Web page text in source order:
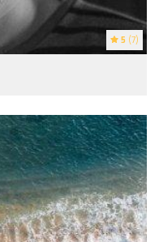
5 (7)